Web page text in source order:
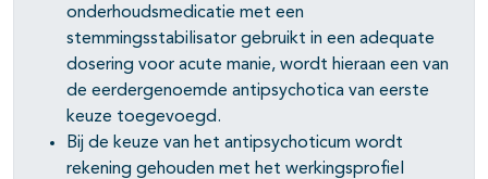
onderhoudsmedicatie met een
stemmingsstabilisator gebruikt in een adequate
dosering voor acute manie, wordt hieraan een van
de eerdergenoemde antipsychotica van eerste
keuze toegevoegd.
Bij de keuze van het antipsychoticum wordt
rekening gehouden met het werkingsprofiel